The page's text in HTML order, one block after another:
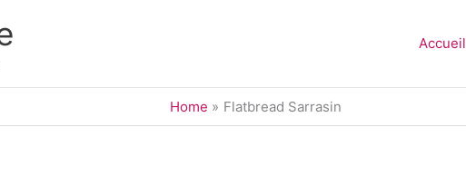
Accueil
Home Flatbread Sarrasin